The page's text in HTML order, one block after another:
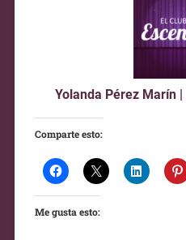
Yolanda Pérez Marín |
Comparte esto:
Me gusta esto: